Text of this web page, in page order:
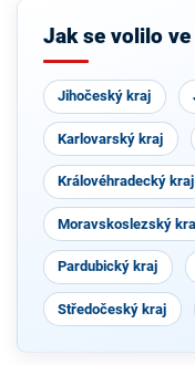
- VPM
Jak se volilo
Jihočeský kraj
Karlovarský kraj
Královéhradecký kraj
Moravskoslezský
Pardubický kraj
Středočeský kraj